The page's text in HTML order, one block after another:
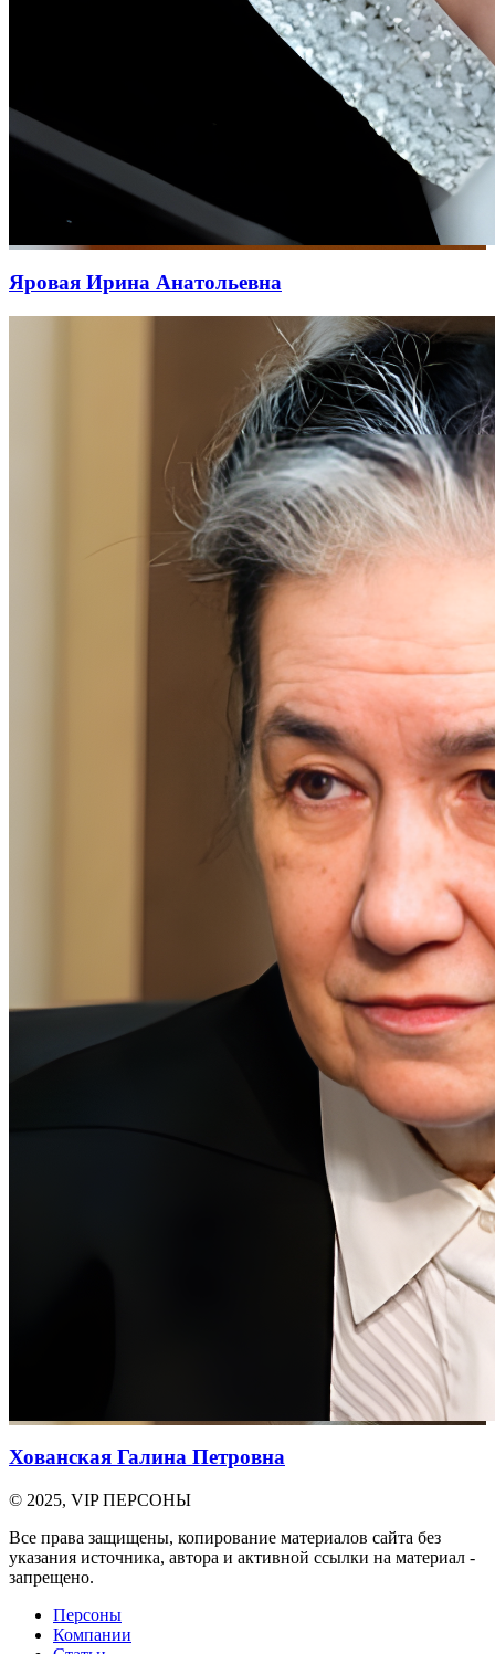
Яровая Ирина Анатольевна
Хованская Галина Петровна
© 2025, VIP ПЕРСОНЫ
Все права защищены, копирование материалов сайта без
указания источника, автора и активной ссылки на материал -
запрещено.
Персоны
Компании